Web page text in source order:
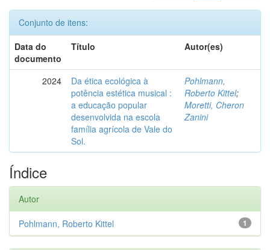
Conjunto de itens:
Data do
documento
Título Autor(es)
2024
Da ética ecológica à
potência estética musical :
a educação popular
desenvolvida na escola
família agrícola de Vale do
Sol.
Pohlmann,
Roberto Kittel;
Moretti, Cheron
Zanini
Índice
Autor
1
Pohlmann, Roberto Kittel